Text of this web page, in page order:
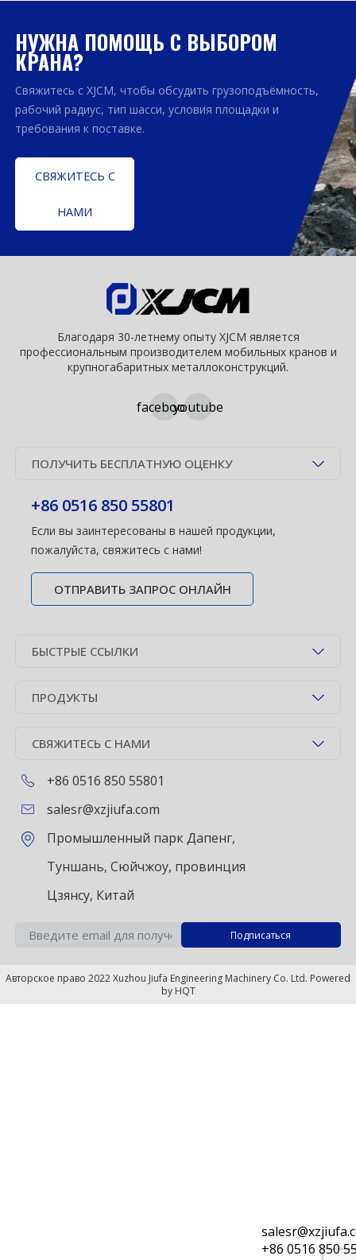
НУЖНА ПОМОЩЬ С ВЫБОРОМ
КРАНА?
Свяжитесь с XJCM, чтобы обсудить грузоподъёмность,
рабочий радиус, тип шасси, условия площадки и
требования к поставке.
СВЯЖИТЕСЬ С
НАМИ
+86 0516 850
Благодаря 30-летнему опыту XJCM является
профессиональным производителем мобильных кранов и
крупногабаритных металлоконструкций.
facebookyoutube
ПОЛУЧИТЬ БЕСПЛАТНУЮ ОЦЕНКУ
+86 0516 850 55801
Если вы заинтересованы в нашей продукции,
пожалуйста, свяжитесь с нами!
ОТПРАВИТЬ ЗАПРОС ОНЛАЙН
БЫСТРЫЕ ССЫЛКИ
ПРОДУКТЫ
СВЯЖИТЕСЬ С НАМИ
+86 0516 850 55801
salesr@xzjiufa.com
Промышленный парк Дапенг,
Туншань, Сюйчжоу, провинция
Цзянсу, Китай
Авторское право 2022 Xuzhou Jiufa Engineering Machinery Co. Ltd. Powered
by HQT